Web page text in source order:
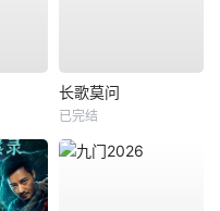
长歌莫问
已完结